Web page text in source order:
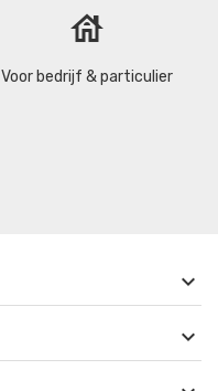
house
Voor bedrijf & particulier

